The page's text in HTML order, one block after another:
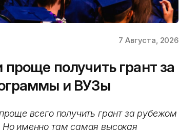
7 Августа, 2026
получить грант за
и ВУЗы
всего получить грант за рубежом
именно там самая высокая